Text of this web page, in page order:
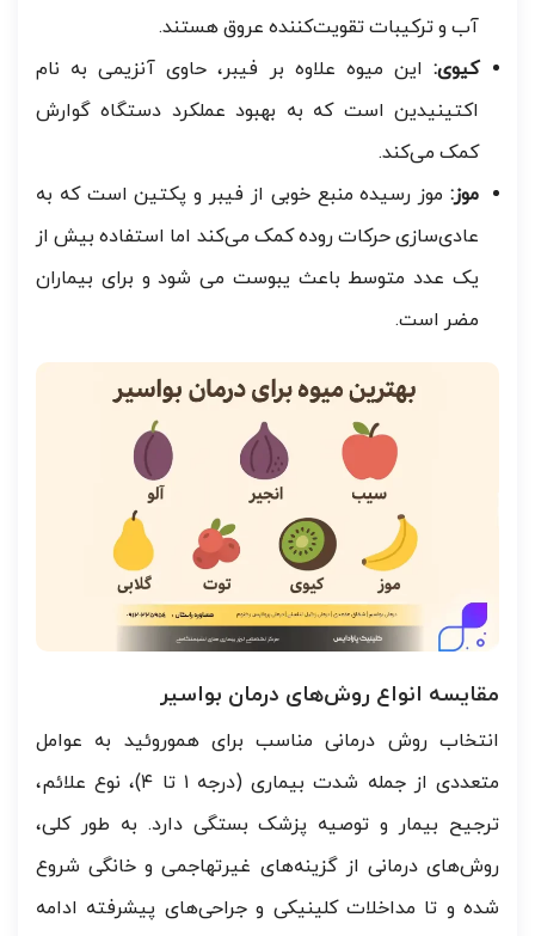
آب و ترکیبات تقویت‌کننده عروق هستند.
کیوی: این میوه علاوه بر فیبر، حاوی آنزیمی به نام
اکتینیدین است که به بهبود عملکرد دستگاه گوارش
کمک می‌کند.
موز: موز رسیده منبع خوبی از فیبر و پکتین است که به
عادی‌سازی حرکات روده کمک می‌کند اما استفاده بیش از
یک عدد متوسط باعث یبوست می شود و برای بیماران
مضر است.
مقایسه انواع روش‌های درمان بواسیر
انتخاب روش درمانی مناسب برای هموروئید به عوامل
متعددی از جمله شدت بیماری (درجه ۱ تا ۴)، نوع علائم،
ترجیح بیمار و توصیه پزشک بستگی دارد. به طور کلی،
روش‌های درمانی از گزینه‌های غیرتهاجمی و خانگی شروع
شده و تا مداخلات کلینیکی و جراحی‌های پیشرفته ادامه